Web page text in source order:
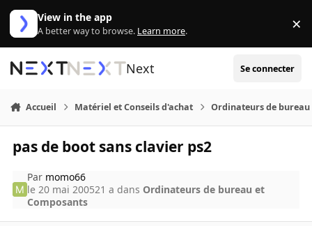
Aller au contenu
View in the app
A better way to browse. Learn more. ×
Next Se connecter
Accueil Matériel et Conseils d'achat Ordinateurs de bureau
pas de boot sans clavier ps2
Par momo66
le 20 mai 200521 a dans Ordinateurs de bureau et
Composants